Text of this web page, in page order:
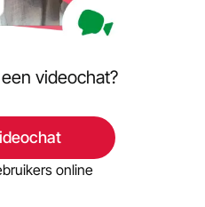
videochat?
online